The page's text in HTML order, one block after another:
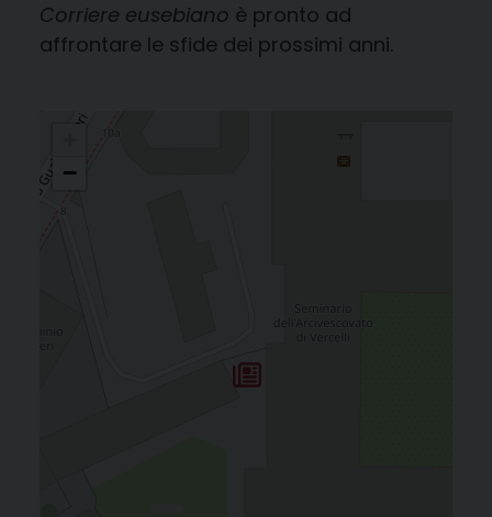
Corriere eusebiano è pronto ad
affrontare le sfide dei prossimi anni.
−